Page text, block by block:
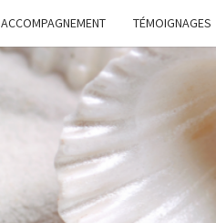
ACCOMPAGNEMENT TÉMOIGNAGES